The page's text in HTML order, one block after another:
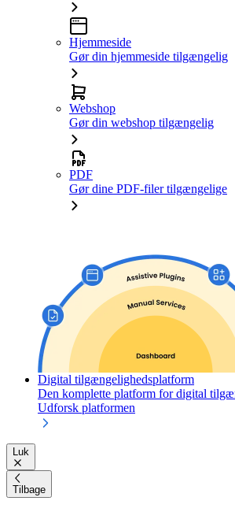
Hjemmeside
Gør din hjemmeside tilgængelig
Webshop
Gør din webshop tilgængelig
PDF
Gør dine PDF-filer tilgængelige
Digital tilgængelighedsplatform
Den komplette platform for digital
Udforsk platformen
Luk
Tilbage